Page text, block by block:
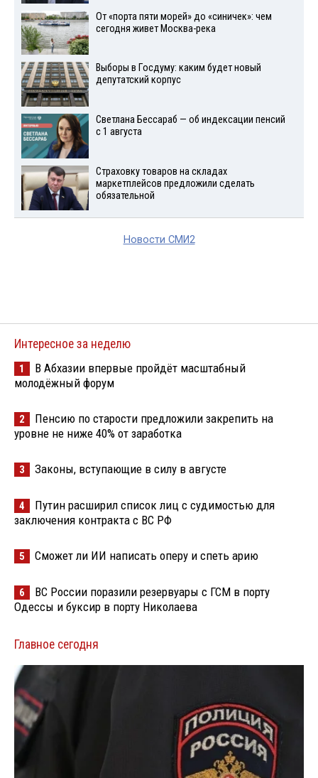
От «порта пяти морей» до «синичек»: чем
сегодня живет Москва-река
Выборы в Госдуму: каким будет новый
депутатский корпус
Светлана Бессараб — об индексации пенсий
с 1 августа
Страховку товаров на складах
маркетплейсов предложили сделать
обязательной
Новости СМИ2
Интересное за неделю
1
В Абхазии впервые пройдёт масштабный
молодёжный форум
2
Пенсию по старости предложили закрепить на
уровне не ниже 40% от заработка
3 Законы, вступающие в силу в августе
4
Путин расширил список лиц с судимостью для
заключения контракта с ВС РФ
5 Сможет ли ИИ написать оперу и спеть арию
6
ВС России поразили резервуары с ГСМ в порту
Одессы и буксир в порту Николаева
Главное сегодня